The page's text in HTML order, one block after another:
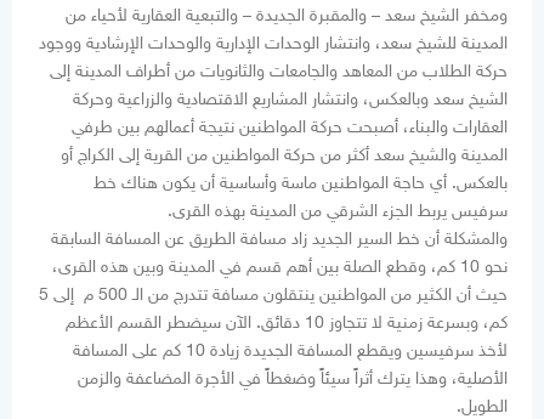
ومخفر الشيخ سعد – والمقبرة الجديدة – والتبعية العقارية لأحياء من
المدينة للشيخ سعد، وانتشار الوحدات الإدارية والوحدات الإرشادية ووجود
حركة الطلاب من المعاهد والجامعات والثانويات من أطراف المدينة إلى
الشيخ سعد وبالعكس، وانتشار المشاريع الاقتصادية والزراعية وحركة
العقارات والبناء، أصبحت حركة المواطنين نتيجة أعمالهم بين طرفي
المدينة والشيخ سعد أكثر من حركة المواطنين من القرية إلى الكراج أو
بالعكس. أي حاجة المواطنين ماسة وأساسية أن يكون هناك خط
سرفيس يربط الجزء الشرقي من المدينة بهذه القرى.
والمشكلة أن خط السير الجديد زاد مسافة الطريق عن المسافة السابقة
نحو 10 كم، وقطع الصلة بين أهم قسم في المدينة وبين هذه القرى،
حيث أن الكثير من المواطنين ينتقلون مسافة تتدرج من الـ 500 م إلى 5
كم، وبسرعة زمنية لا تتجاوز 10 دقائق. الآن سيضطر القسم الأعظم
لأخذ سرفيسين ويقطع المسافة الجديدة زيادة 10 كم على المسافة
الأصلية، وهذا يترك أثراً سيئاً وضغطاً في الأجرة المضاعفة والزمن
الطويل.